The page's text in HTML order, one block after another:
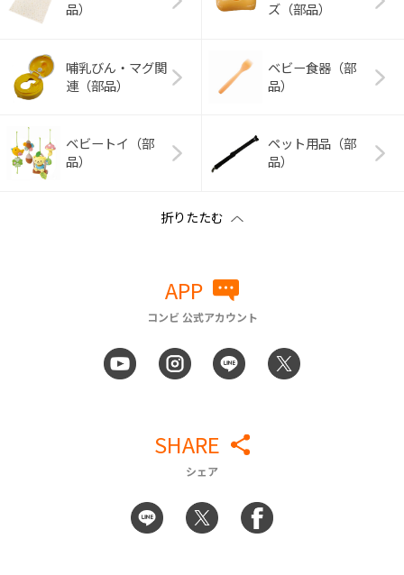
品）
ズ（部品）
哺乳びん・マグ関
連（部品）
ベビー食器（部
品）
ベビートイ（部
品）
ペット用品（部
品）
APP
コンビ 公式アカウント
SHARE
シェア